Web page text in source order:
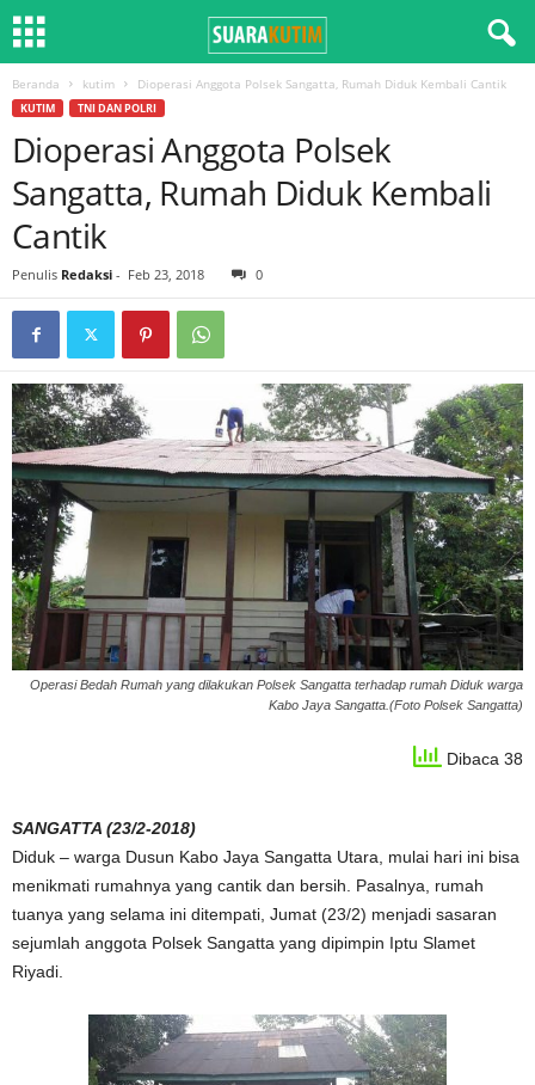
Beranda kutim Dioperasi Anggota Polsek Sangatta, Rumah Diduk Kembali Cantik
KUTIM TNI DAN POLRI
Dioperasi Anggota Polsek
Sangatta, Rumah Diduk Kembali
Cantik
Penulis Redaksi - Feb 23, 2018 0
Operasi Bedah Rumah yang dilakukan Polsek Sangatta terhadap rumah Diduk warga
Kabo Jaya Sangatta.(Foto Polsek Sangatta)
Dibaca 38
SANGATTA (23/2-2018)
Diduk – warga Dusun Kabo Jaya Sangatta Utara, mulai hari ini bisa
menikmati rumahnya yang cantik dan bersih. Pasalnya, rumah
tuanya yang selama ini ditempati, Jumat (23/2) menjadi sasaran
sejumlah anggota Polsek Sangatta yang dipimpin Iptu Slamet
Riyadi.